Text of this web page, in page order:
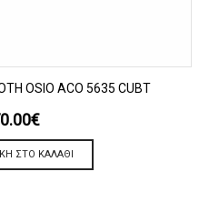
OSIO ACO 5635 CUBT
€
ΣΤΟ ΚΑΛΆΘΙ